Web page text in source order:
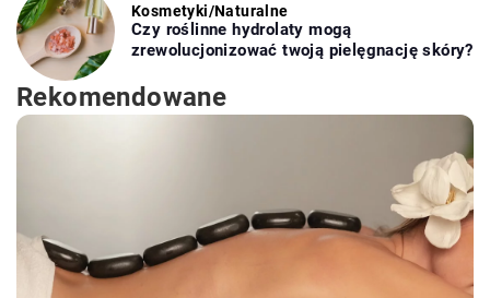
Kosmetyki/Naturalne
Czy roślinne hydrolaty mogą
zrewolucjonizować twoją pielęgnację skóry?
Rekomendowane